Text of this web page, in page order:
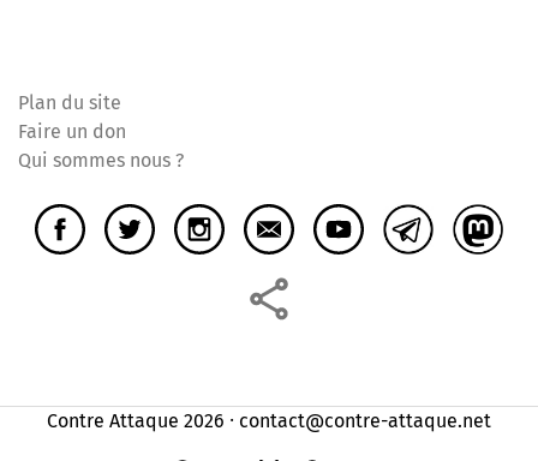
Plan du site
Faire un don
Qui sommes nous ?
Contre Attaque 2026 ⸱ contact@contre-attaque.net